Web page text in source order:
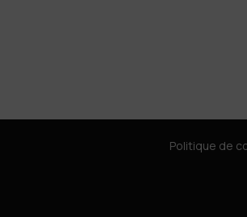
Politique de